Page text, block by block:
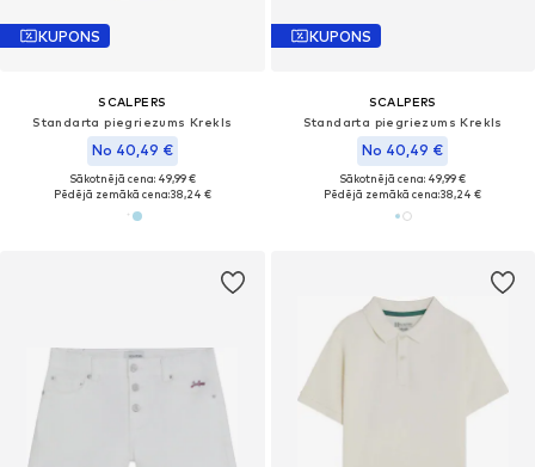
KUPONS
SCALPERS
Standarta piegriezums Krekls
No 40,49 €
Sākotnējā cena: 49,99 €
Pēdējā zemākā cena:38,24 €
KUPONS
SCALPERS
Standarta piegriezums Krekls
No 40,49 €
Sākotnējā cena: 49,99 €
Pēdējā zemākā cena:38,24 €